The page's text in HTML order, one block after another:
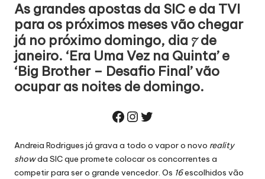
As grandes apostas da SIC e da TVI
para os próximos meses vão chegar
já no próximo domingo, dia 7de
janeiro. ‘Era Uma Vez na Quinta’ e
‘Big Brother – Desafio Final’ vão
ocupar as noites de domingo.
Facebook
Instagram
Twitter
Andreia Rodrigues já grava a todo o vapor o novo reality
showda SICque promete colocar os concorrentes a
competir para ser o grande vencedor. Os 16escolhidos vão